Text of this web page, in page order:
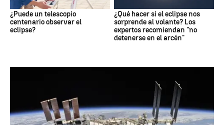
¿Puede un telescopio
centenario observar el
eclipse?
¿Qué hacer si el eclipse nos
sorprende al volante? Los
expertos recomiendan "no
detenerse en el arcén"